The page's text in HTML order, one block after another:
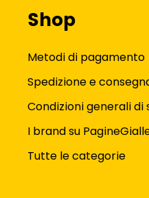
Shop
Metodi di pagamento
Spedizione e
Condizioni generali di
I brand su
Tutte le categorie